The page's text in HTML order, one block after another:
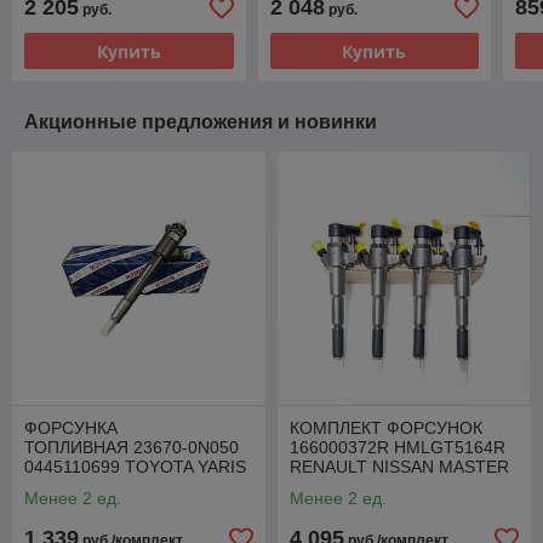
TRANSIT CONNECT 1.8
TDCI
2 205 руб.
Купить
MAZDA VOLVO 1.6 TDCI
2 048руб.
Купить
Акционные предложения и новинки
ФОРСУНКА
ТОПЛИВНАЯ 23670-0N050
0445110699 TOYOTA YARIS
Менее 2 ед.
КОМПЛЕКТ ФОРСУНОК
166000372R HMLGT5164R
RENAULT NISSAN MASTER
Менее 2 ед.